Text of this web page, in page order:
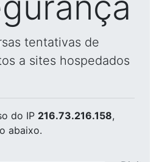
tentativas de
a sites hospedados
do IP 216.73.216.158,
abaixo.